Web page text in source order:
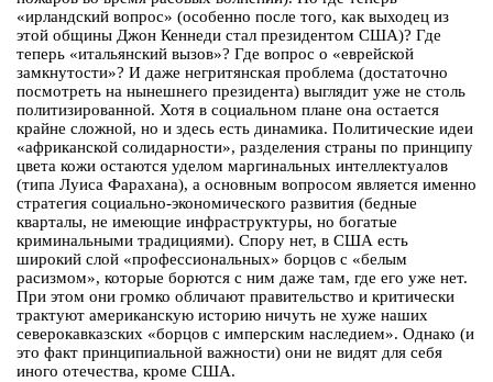
«ирландский вопрос» (особенно после того, как выходец из
этой общины Джон Кеннеди стал президентом США)? Где
теперь «итальянский вызов»? Где вопрос о «еврейской
замкнутости»? И даже негритянская проблема (достаточно
посмотреть на нынешнего президента) выглядит уже не столь
политизированной. Хотя в социальном плане она остается
крайне сложной, но и здесь есть динамика. Политические идеи
«африканской солидарности», разделения страны по принципу
цвета кожи остаются уделом маргинальных интеллектуалов
(типа Луиса Фарахана), а основным вопросом является именно
стратегия социально-экономического развития (бедные
кварталы, не имеющие инфраструктуры, но богатые
криминальными традициями). Спору нет, в США есть
широкий слой «профессиональных» борцов с «белым
расизмом», которые борются с ним даже там, где его уже нет.
При этом они громко обличают правительство и критически
трактуют американскую историю ничуть не хуже наших
северокавказских «борцов с имперским наследием». Однако (и
это факт принципиальной важности) они не видят для себя
иного отечества, кроме США.